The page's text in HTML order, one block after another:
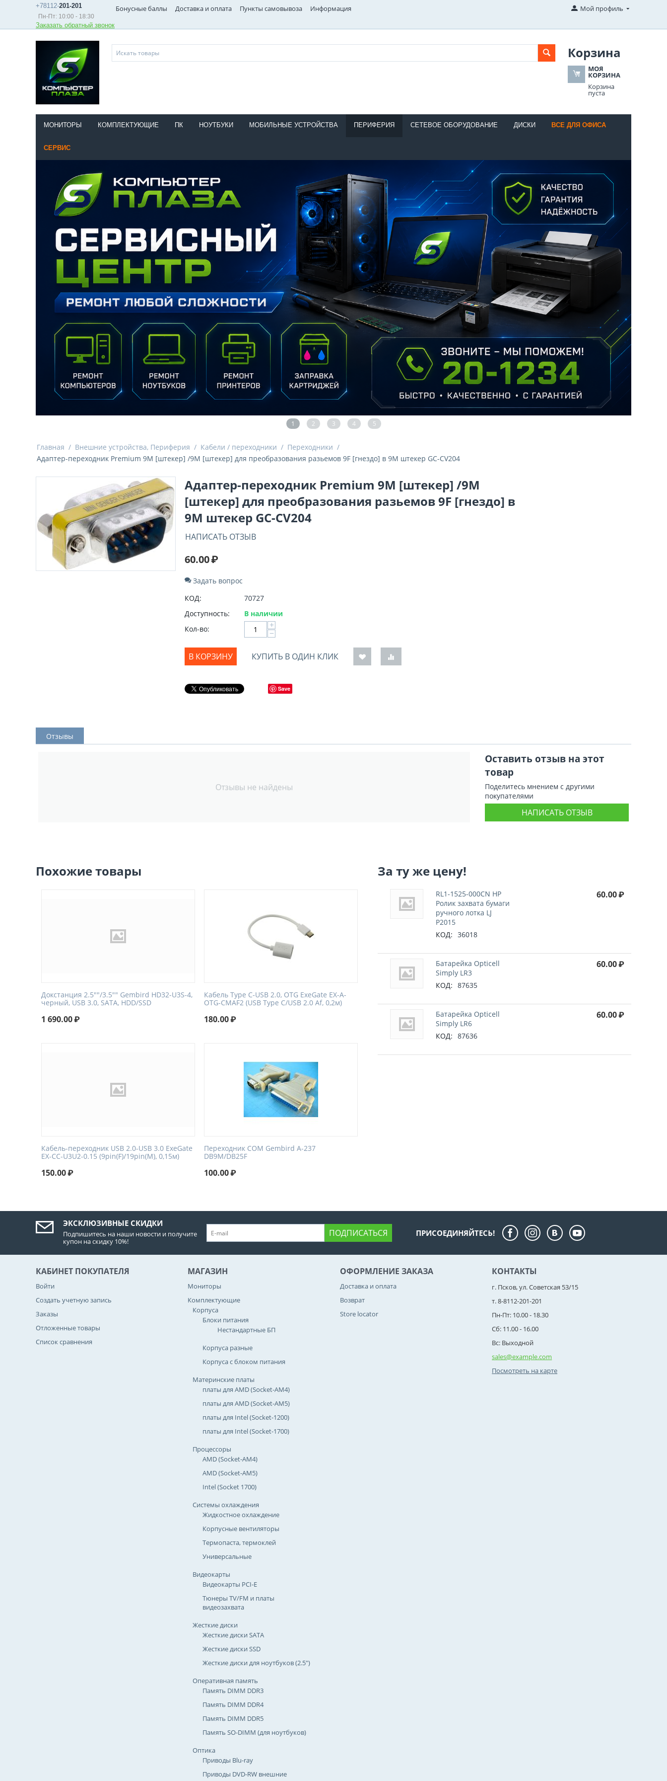
+78112-201-201
Пн-Пт: 10:00 - 18:30
Заказать обратный звонок
Бонусные баллы Доставка и оплата Пункты самовывоза Информация Мой профиль
Корзина
МОЯ
КОРЗИНА
Корзина
пуста
МОНИТОРЫ КОМПЛЕКТУЮЩИЕ ПК НОУТБУКИ МОБИЛЬНЫЕ УСТРОЙСТВА ПЕРИФЕРИЯ СЕТЕВОЕ ОБОРУДОВАНИЕ ДИСКИ ВСЕ ДЛЯ ОФИСА
СЕРВИС
1 2 3 4 5
Главная / Внешние устройства, Периферия / Кабели / переходники / Переходники /
Адаптер-переходник Premium 9M [штекер] /9M [штекер] для преобразования разьемов 9F [гнездо] в 9M штекер GC-CV204
Адаптер-переходник Premium 9M [штекер] /9M
[штекер] для преобразования разьемов 9F [гнездо] в
9M штекер GC-CV204
НАПИСАТЬ ОТЗЫВ
60.00₽
Задать вопрос
КОД:
70727
Доступность:
В наличии
Кол-во:
+
−
В КОРЗИНУ КУПИТЬ В ОДИН КЛИК
Save
Отзывы
Отзывы не найдены
Оставить отзыв на этот
товар
Поделитесь мнением с другими
покупателями
НАПИСАТЬ ОТЗЫВ
Похожие товары
Докстанция 2.5""/3.5"" Gembird HD32-U3S-4,
черный, USB 3.0, SATA, HDD/SSD
1 690.00₽
Кабель Type C-USB 2.0, OTG ExeGate EX-A-
OTG-CMAF2 (USB Type C/USB 2.0 Af, 0,2м)
180.00₽
Кабель-переходник USB 2.0-USB 3.0 ExeGate
EX-CC-U3U2-0.15 (9pin(F)/19pin(M), 0,15м)
150.00₽
Переходник COM Gembird A-237
DB9M/DB25F
100.00₽
За ту же цену!
RL1-1525-000CN HP
Ролик захвата бумаги
ручного лотка LJ
P2015
КОД: 36018
60.00₽
Батарейка Opticell
Simply LR3
КОД: 87635
60.00₽
Батарейка Opticell
Simply LR6
КОД: 87636
60.00₽
ЭКСКЛЮЗИВНЫЕ СКИДКИ
Подпишитесь на наши новости и получите
купон на скидку 10%!
ПОДПИСАТЬСЯ ПРИСОЕДИНЯЙТЕСЬ!
КАБИНЕТ ПОКУПАТЕЛЯ
Войти
Создать учетную запись
Заказы
Отложенные товары
Список сравнения
МАГАЗИН
Мониторы
Комплектующие
Корпуса
Блоки питания
Нестандартные БП
Корпуса разные
Корпуса с блоком питания
Материнские платы
платы для AMD (Socket-AM4)
платы для AMD (Socket-AM5)
платы для Intel (Socket-1200)
платы для Intel (Socket-1700)
Процессоры
AMD (Socket-AM4)
AMD (Socket-AM5)
Intel (Socket 1700)
Системы охлаждения
Жидкостное охлаждение
Корпусные вентиляторы
Термопаста, термоклей
Универсальные
Видеокарты
Видеокарты PCI-E
Тюнеры TV/FM и платы
видеозахвата
Жесткие диски
Жесткие диски SATA
Жесткие диски SSD
Жесткие диски для ноутбуков (2.5")
Оперативная память
Память DIMM DDR3
Память DIMM DDR4
Память DIMM DDR5
Память SO-DIMM (для ноутбуков)
Оптика
Приводы Blu-ray
Приводы DVD-RW внешние
ОФОРМЛЕНИЕ ЗАКАЗА
Доставка и оплата
Возврат
Store locator
КОНТАКТЫ
г. Псков, ул. Советская 53/15
т. 8-8112-201-201
Пн-Пт: 10.00 - 18.30
Сб: 11.00 - 16.00
Вс: Выходной
sales@example.com
Посмотреть на карте